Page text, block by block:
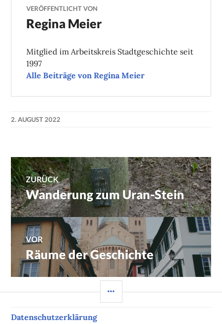
VERÖFFENTLICHT VON
Regina Meier
Mitglied im Arbeitskreis Stadtgeschichte seit
1997
Alle Beiträge von Regina Meier
2. AUGUST 2022
Beitragsnavigation
ZURÜCK
Previous
post:
Wanderung zum Uran-Stein
VOR
Next
post:
Räume der Geschichte
Datenschutzerklärung